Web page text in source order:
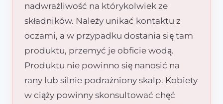
nadwrażliwość na którykolwiek ze
składników. Należy unikać kontaktu z
oczami, a w przypadku dostania się tam
produktu, przemyć je obficie wodą.
Produktu nie powinno się nanosić na
rany lub silnie podrażniony skalp. Kobiety
w ciąży powinny skonsultować chęć